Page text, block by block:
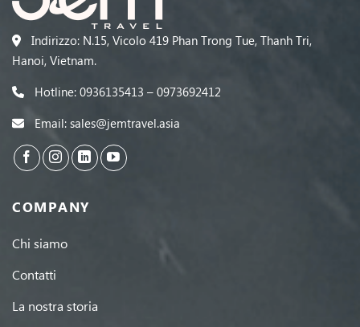
Indirizzo: N.15, Vicolo 419 Phan Trong Tue, Thanh Tri,
Hanoi, Vietnam.
Hotline: 0936135413 – 0973692412
Email: sales@jemtravel.asia
COMPANY
Chi siamo
Contatti
La nostra storia